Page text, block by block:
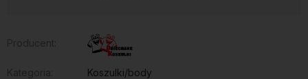
Koszulki/body